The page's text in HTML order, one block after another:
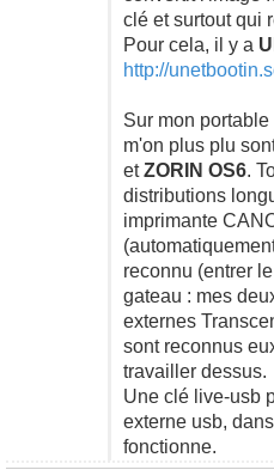
clé et surtout qui
Pour cela, il y a
http://
Sur mon
m'on plus plu
etZORIN OS6.
distributions
imprimante
reconnu (entrer
gateau : mes
externes
sont reconnus
travailler dessus.
Une clé live-usb
externe usb,
fonctionne.